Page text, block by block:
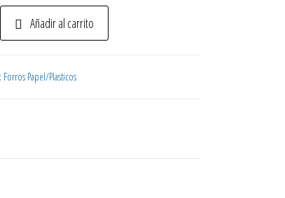
Añadir al carrito
Forros Papel/Plasticos